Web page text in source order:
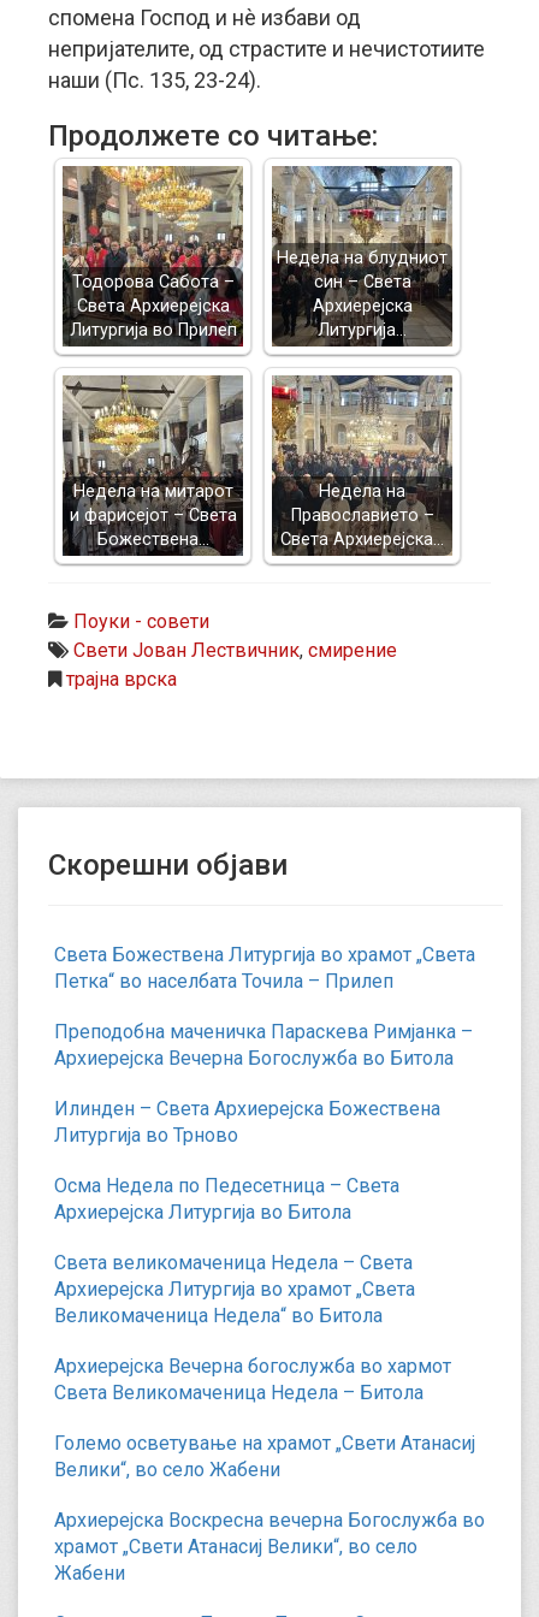
спомена Господ и нѐ избави од
непријателите, од страстите и нечистотиите
наши (Пс. 135, 23-24).
Продолжете со читање:
Тодорова Сабота –
Света Архиерејска
Литургија во Прилеп
Недела на блудниот
син – Света
Архиерејска
Литургија…
Недела на митарот
и фарисејот – Светa
Божествена…
Недела на
Православието –
Света Архиерејска…
Поуки - совети
Свети Јован Лествичник, смирение
трајна врска
Скорешни објави
Света Божествена Литургија во храмот „Света
Петка“ во населбата Точила – Прилеп
Преподобна маченичка Параскева Римјанка –
Архиерејска Вечерна Богослужба во Битола
Илинден – Света Архиерејска Божествена
Литургија во Трново
Осма Недела по Педесетница – Света
Архиерејска Литургија во Битола
Света великомаченица Недела – Света
Архиерејска Литургија во храмот „Света
Великомаченица Недела“ во Битола
Архиерејска Вечерна богослужба во хармот
Света Великомаченица Недела – Битола
Големо осветување на храмот „Свети Атанасиј
Велики“, во село Жабени
Архиерејска Воскресна вечерна Богослужба во
храмот „Свети Атанасиј Велики“, во село
Жабени